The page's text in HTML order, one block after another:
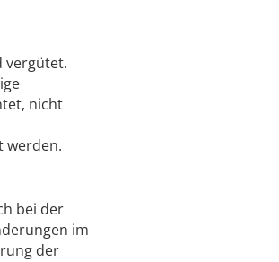
vergütet.
nicht
werden.
bei der
im
der